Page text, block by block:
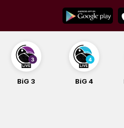
content
BiG 4 BiG Balade